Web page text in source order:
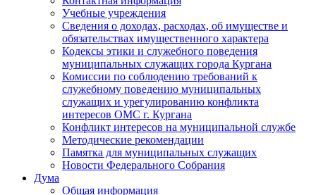
Учебные учреждения
Сведения о доходах, расходах, об имуществе и
обязательствах имущественного характера
Кодексы этики и служебного поведения
муниципальных служащих города Кургана
Комиссии по соблюдению требований к
служебному поведению муниципальных
служащих и урегулированию конфликта
интересов ОМС г. Кургана
Конфликт интересов на муниципальной службе
Методические рекомендации
Памятка для муниципальных служащих
Новости Федерального Cобрания
Дума
Общая информация